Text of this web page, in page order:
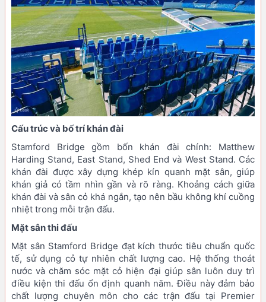
Cấu trúc và bố trí khán đài
Stamford Bridge gồm bốn khán đài chính: Matthew
Harding Stand, East Stand, Shed End và West Stand. Các
khán đài được xây dựng khép kín quanh mặt sân, giúp
khán giả có tầm nhìn gần và rõ ràng. Khoảng cách giữa
khán đài và sân cỏ khá ngắn, tạo nên bầu không khí cuồng
nhiệt trong mỗi trận đấu.
Mặt sân thi đấu
Mặt sân Stamford Bridge đạt kích thước tiêu chuẩn quốc
tế, sử dụng cỏ tự nhiên chất lượng cao. Hệ thống thoát
nước và chăm sóc mặt cỏ hiện đại giúp sân luôn duy trì
điều kiện thi đấu ổn định quanh năm. Điều này đảm bảo
chất lượng chuyên môn cho các trận đấu tại Premier